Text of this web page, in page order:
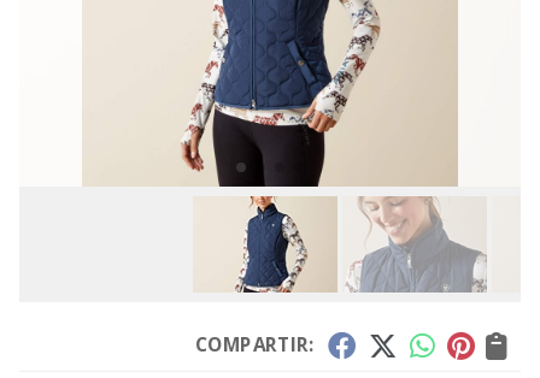
COMPARTIR: